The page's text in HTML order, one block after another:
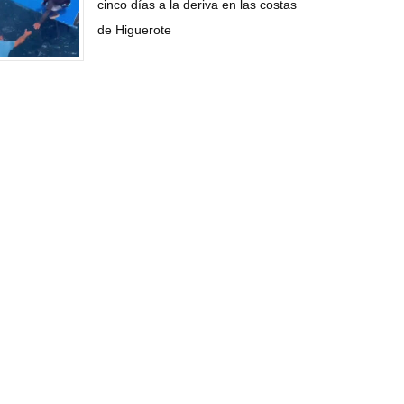
cinco días a la deriva en las costas
de Higuerote